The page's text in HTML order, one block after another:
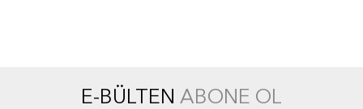
E-BÜLTEN ABONE OL